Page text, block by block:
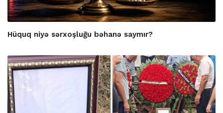
Hüquq niyə sərxoşluğu bəhanə saymır?